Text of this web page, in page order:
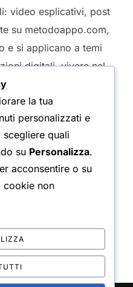
video esplicativi, post
su metodoappo.com,
e si applicano a temi
digitali, vivere nel
stoica in un’era
la tua
personalizzati e
quali
su Personalizza.
acconsentire o su
cookie non